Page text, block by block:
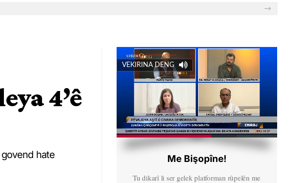
4’ê
hate
VEKIRINA DENG
Me Bişopîne!
Tu dikarî li ser gelek platforman rûpelên me